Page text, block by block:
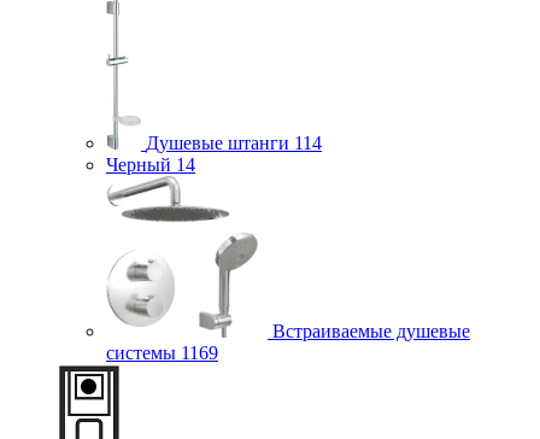
Душевые штанги 114
Черный 14
Встраиваемые душевые
системы 1169